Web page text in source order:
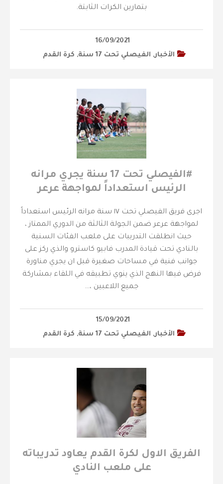
بتمارين الكرات الثابتة.
16/09/2021
الأخبار, ‫الفيصلي‬⁩ تحت 17 سنة , كرة القدم
‫#الفيصلي‬⁩ تحت 17 سنة يجري مرانه
الرئيس استعداداً لمواجهة عرعر
اجرى فريق الفيصلي تحت ١٧ سنة مرانه الرئيس استعداداً
لمواجهة عرعر ضمن الجولة الثالثة من الدوري الممتاز ،
حيث انطلقت التدريبات على ملعب الفئات السنية
بالنادي تحت قيادة المدرب فابيو كاسترو والذي ركز على
جوانب فنية في مساحات صغيرة قبل ان يجري مناورة
فرض فيها النهج الذي ينوي تطبيقه في اللقاء بمشاركة
جميع اللاعبين ،…
15/09/2021
الأخبار, ‫الفيصلي‬⁩ تحت 17 سنة , كرة القدم
الفريق الاول لكرة القدم يعاود تدريباته
على ملعب النادي